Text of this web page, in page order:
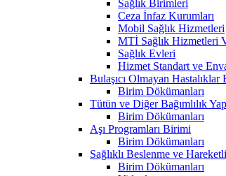
Sağlık Birimleri
Ceza İnfaz Kurumları
Mobil Sağlık Hizmetleri
MTİ Sağlık Hizmetleri
Sağlık Evleri
Hizmet Standart ve
Bulaşıcı Olmayan Hastalıklar
Birim Dökümanları
Tütün ve Diğer Bağımlılık
Birim Dökümanları
Aşı Programları Birimi
Birim Dökümanları
Sağlıklı Beslenme ve
Birim Dökümanları